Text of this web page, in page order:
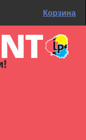
Корзина